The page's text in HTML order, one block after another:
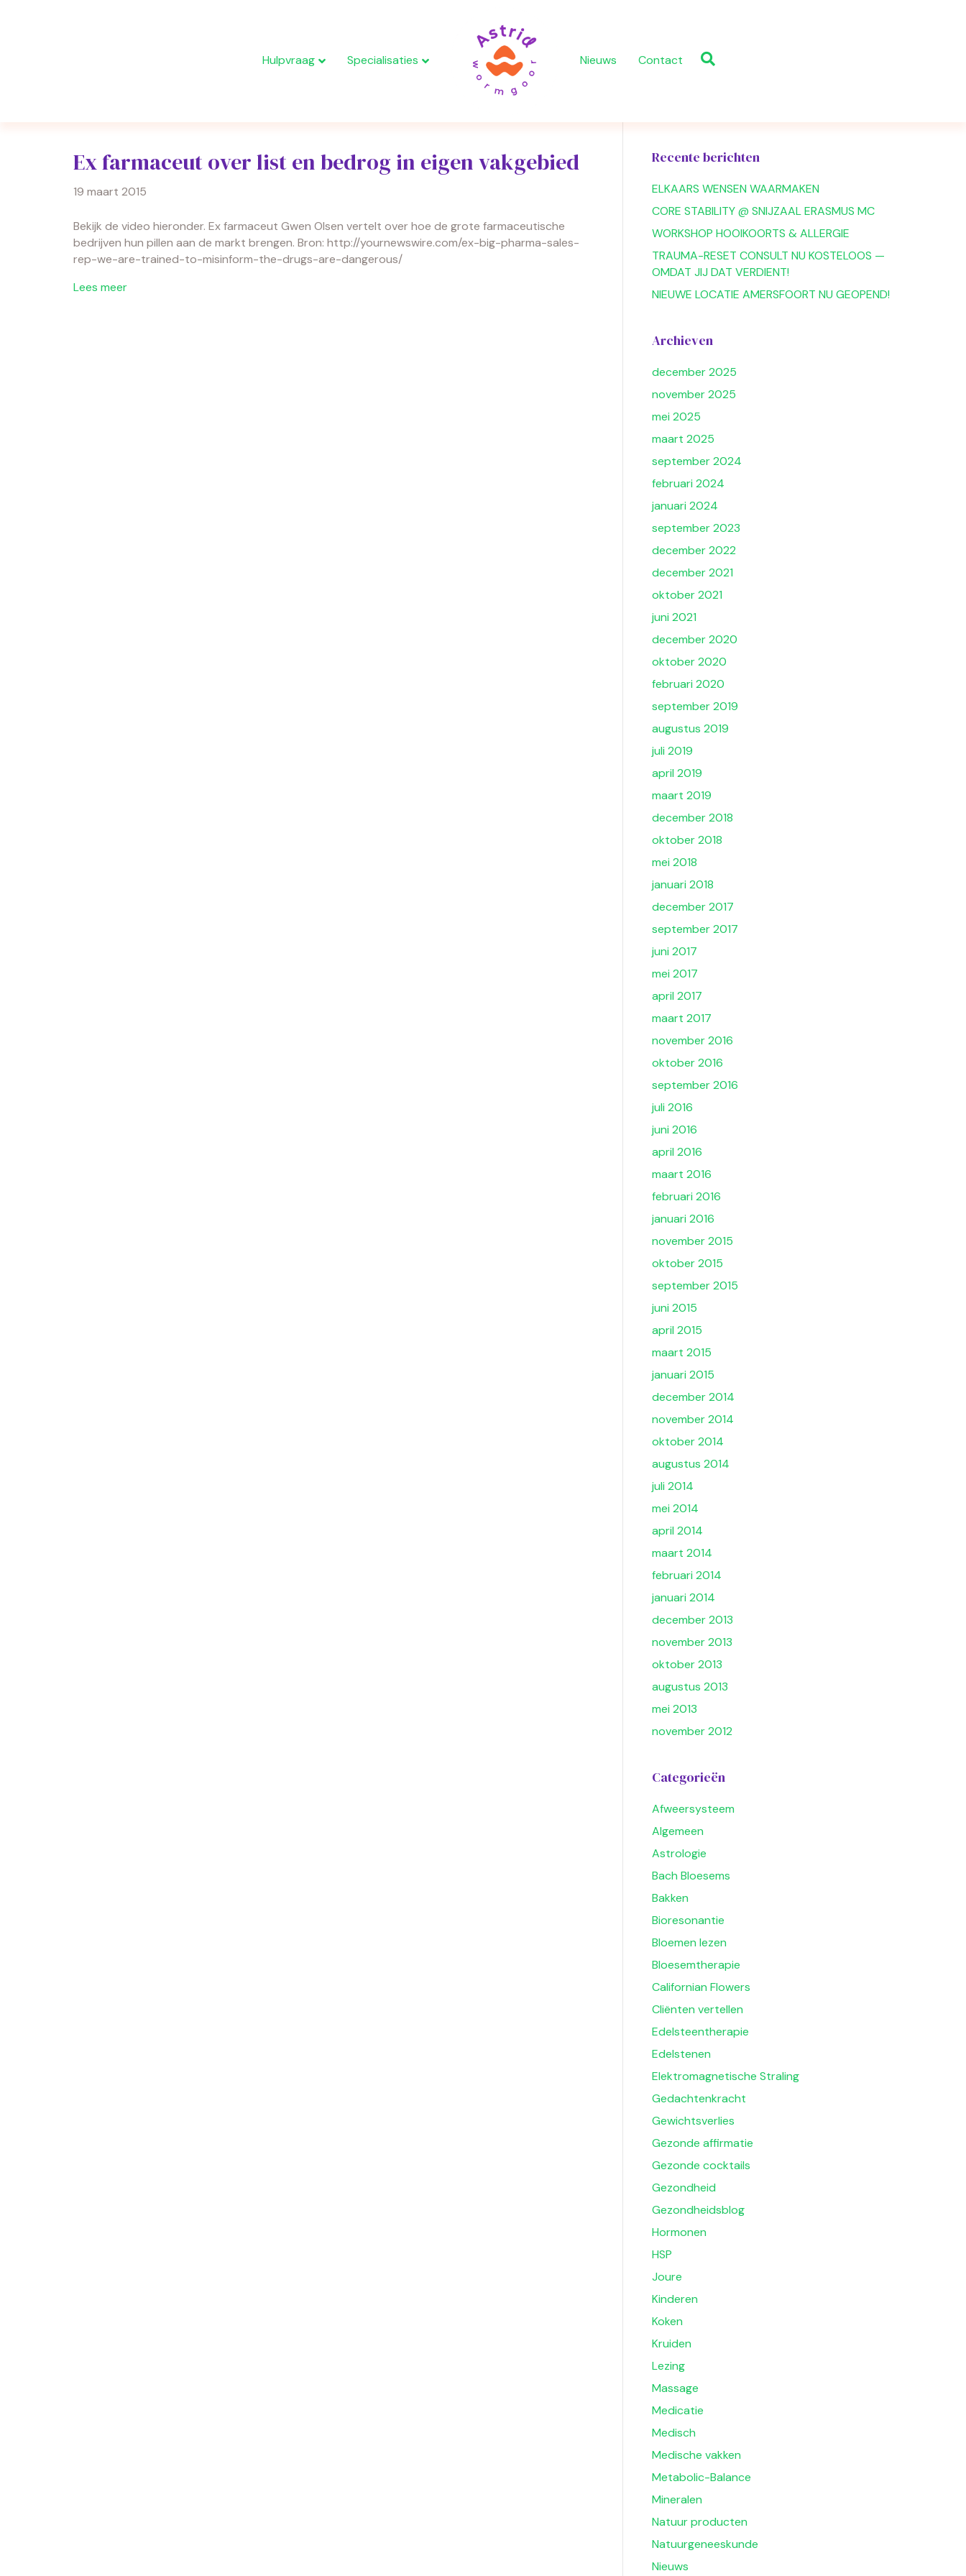
Hulpvraag Specialisaties Nieuws Contact
Ex farmaceut over list en bedrog in eigen vakgebied
19 maart 2015
Bekijk de video hieronder. Ex farmaceut Gwen Olsen vertelt over hoe de grote farmaceutische
bedrijven hun pillen aan de markt brengen. Bron: http://yournewswire.com/ex-big-pharma-sales-
rep-we-are-trained-to-misinform-the-drugs-are-dangerous/
Lees meer
Recente berichten
ELKAARS WENSEN WAARMAKEN
CORE STABILITY @ SNIJZAAL ERASMUS MC
WORKSHOP HOOIKOORTS & ALLERGIE
TRAUMA-RESET CONSULT NU KOSTELOOS —
OMDAT JIJ DAT VERDIENT!
NIEUWE LOCATIE AMERSFOORT NU GEOPEND!
Archieven
december 2025
november 2025
mei 2025
maart 2025
september 2024
februari 2024
januari 2024
september 2023
december 2022
december 2021
oktober 2021
juni 2021
december 2020
oktober 2020
februari 2020
september 2019
augustus 2019
juli 2019
april 2019
maart 2019
december 2018
oktober 2018
mei 2018
januari 2018
december 2017
september 2017
juni 2017
mei 2017
april 2017
maart 2017
november 2016
oktober 2016
september 2016
juli 2016
juni 2016
april 2016
maart 2016
februari 2016
januari 2016
november 2015
oktober 2015
september 2015
juni 2015
april 2015
maart 2015
januari 2015
december 2014
november 2014
oktober 2014
augustus 2014
juli 2014
mei 2014
april 2014
maart 2014
februari 2014
januari 2014
december 2013
november 2013
oktober 2013
augustus 2013
mei 2013
november 2012
Categorieën
Afweersysteem
Algemeen
Astrologie
Bach Bloesems
Bakken
Bioresonantie
Bloemen lezen
Bloesemtherapie
Californian Flowers
Cliënten vertellen
Edelsteentherapie
Edelstenen
Elektromagnetische Straling
Gedachtenkracht
Gewichtsverlies
Gezonde affirmatie
Gezonde cocktails
Gezondheid
Gezondheidsblog
Hormonen
HSP
Joure
Kinderen
Koken
Kruiden
Lezing
Massage
Medicatie
Medisch
Medische vakken
Metabolic-Balance
Mineralen
Natuur producten
Natuurgeneeskunde
Nieuws